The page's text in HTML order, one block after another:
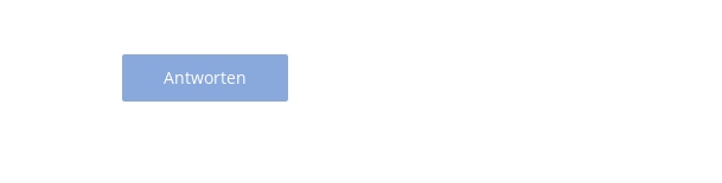
Antworten